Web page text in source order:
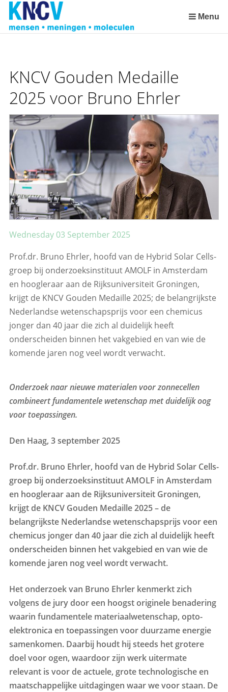
Skip
links
Jump
Jump
to
the
navigation
Menu
KNCV Gouden Medaille
2025 voor Bruno Ehrler
Wednesday 03 September 2025
Prof.dr. Bruno Ehrler, hoofd van de Hybrid Solar Cells-
groep bij onderzoeksinstituut AMOLF in Amsterdam
en hoogleraar aan de Rijksuniversiteit Groningen,
krijgt de KNCV Gouden Medaille 2025; de belangrijkste
Nederlandse wetenschapsprijs voor een chemicus
jonger dan 40 jaar die zich al duidelijk heeft
onderscheiden binnen het vakgebied en van wie de
komende jaren nog veel wordt verwacht.
Onderzoek naar nieuwe materialen voor zonnecellen
combineert fundamentele wetenschap met duidelijk oog
voor toepassingen.
Den Haag, 3 september 2025
Prof.dr. Bruno Ehrler, hoofd van de Hybrid Solar Cells-
groep bij onderzoeksinstituut AMOLF in Amsterdam
en hoogleraar aan de Rijksuniversiteit Groningen,
krijgt de KNCV Gouden Medaille 2025 – de
belangrijkste Nederlandse wetenschapsprijs voor een
chemicus jonger dan 40 jaar die zich al duidelijk heeft
onderscheiden binnen het vakgebied en van wie de
komende jaren nog veel wordt verwacht.
Het onderzoek van Bruno Ehrler kenmerkt zich
volgens de jury door een hoogst originele benadering
waarin fundamentele materiaalwetenschap, opto-
elektronica en toepassingen voor duurzame energie
samenkomen. Daarbij houdt hij steeds het grotere
doel voor ogen, waardoor zijn werk uitermate
relevant is voor de actuele, grote technologische en
maatschappelijke uitdagingen waar we voor staan. De